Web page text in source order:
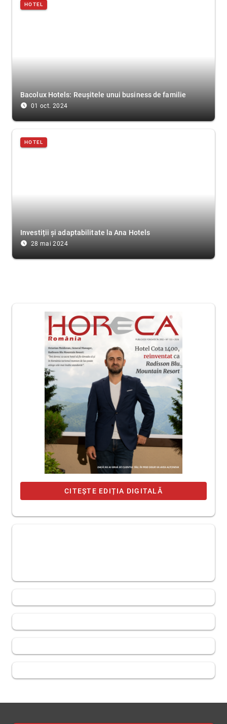
HOTEL
Bacolux Hotels: Reușitele unui business de familie
access_time_filled 01 oct. 2024
HOTEL
Investiții și adaptabilitate la Ana Hotels
access_time_filled 28 mai 2024
CITEȘTE EDIȚIA DIGITALĂ